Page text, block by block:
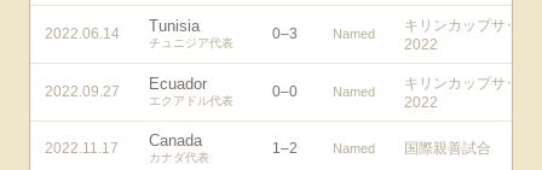
2022.06.14 Tunisia
チュニジア代表
0–3 Named
キリンカップサッカ
2022
2022.09.27 Ecuador
エクアドル代表
0–0 Named
キリンカップサッカ
2022
2022.11.17 Canada
カナダ代表
1–2 Named 国際親善試合